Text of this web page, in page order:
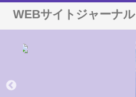
WEBサイトジャーナル